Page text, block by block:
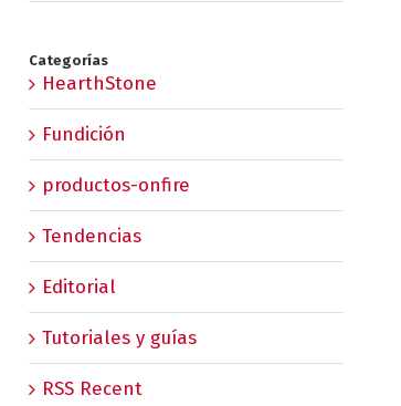
Categorías
HearthStone
Fundición
productos-onfire
Tendencias
Editorial
Tutoriales y guías
RSS Recent